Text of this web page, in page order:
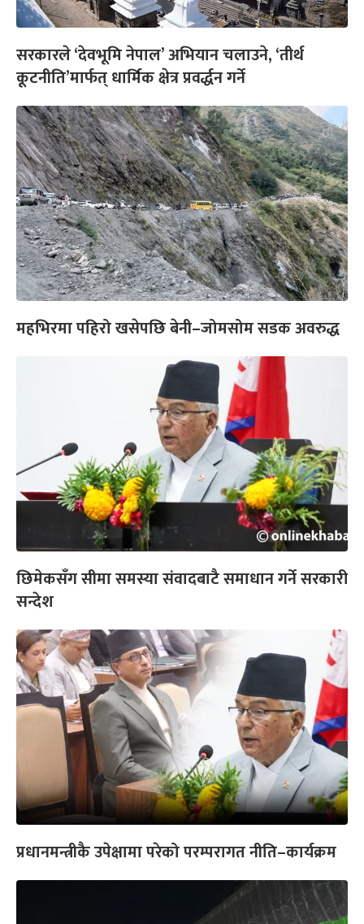
सरकारले ‘देवभूमि नेपाल’ अभियान चलाउने, ‘तीर्थ
कूटनीति’मार्फत् धार्मिक क्षेत्र प्रवर्द्धन गर्ने
महभिरमा पहिरो खसेपछि बेनी–जोमसोम सडक अवरुद्ध
छिमेकसँग सीमा समस्या संवादबाटै समाधान गर्ने सरकारी
सन्देश
प्रधानमन्त्रीकै उपेक्षामा परेको परम्परागत नीति–कार्यक्रम